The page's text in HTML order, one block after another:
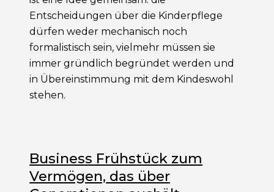
Entscheidungen über die Kinderpflege
dürfen weder mechanisch noch
formalistisch sein, vielmehr müssen sie
immer gründlich begründet werden und
in Übereinstimmung mit dem Kindeswohl
stehen.
Business Frühstück zum
Vermögen, das über